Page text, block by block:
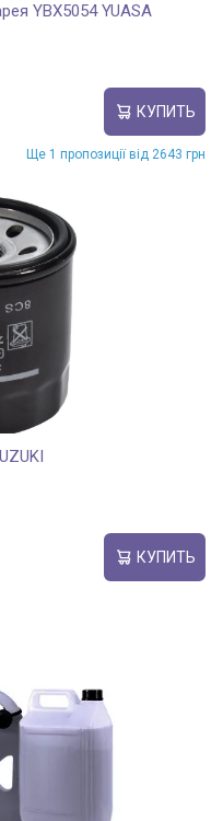
YBX5054 YUASA
КУПИТЬ
Ще 1 пропозиції від 2643 грн
КУПИТЬ